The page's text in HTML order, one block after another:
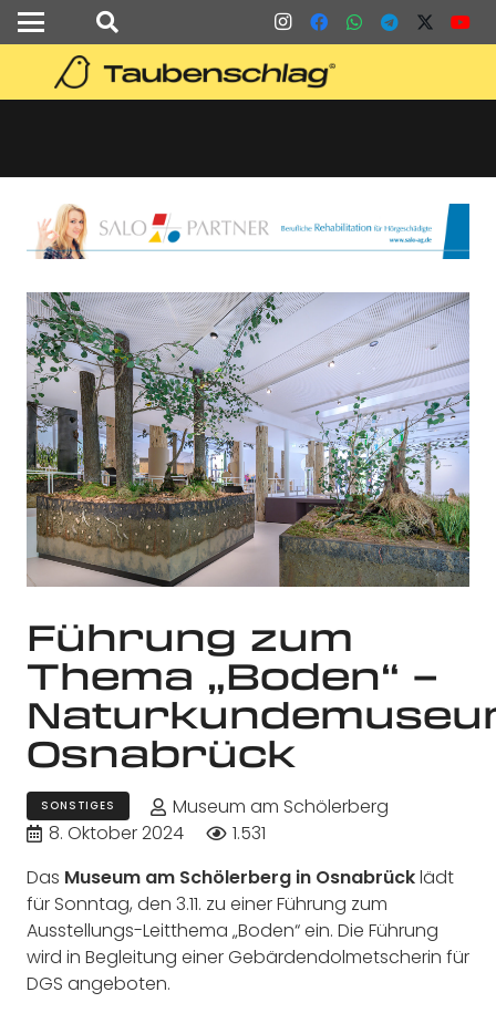
Führung zum
Thema „Boden“ –
Osnabrück
SONSTIGES
Museum am Schölerberg
8. Oktober 2024
1.531
Das Museum am Schölerberg in Osnabrücklädt
für Sonntag, den 3.11. zu einer Führung zum
Ausstellungs-Leitthema „Boden“ ein. Die Führung
wird in Begleitung einer Gebärdendolmetscherin für
DGS angeboten.